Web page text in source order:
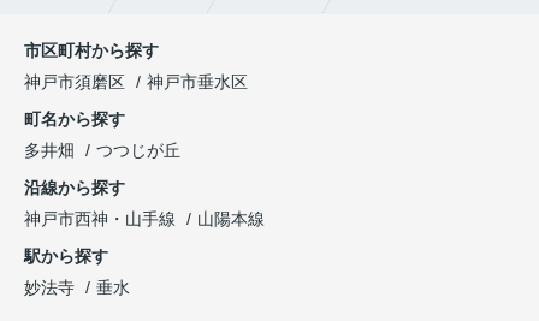
市区町村から探す
神戸市須磨区
神戸市垂水区
町名から探す
多井畑
つつじが丘
沿線から探す
神戸市西神・山手線
山陽本線
駅から探す
妙法寺
垂水